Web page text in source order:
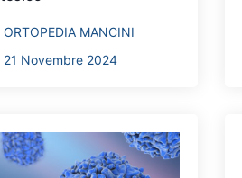
ORTOPEDIA MANCINI
21 Novembre 2024